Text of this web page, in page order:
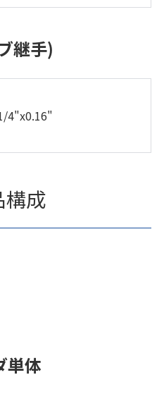
継手)
4"x0.16"
構成
単体